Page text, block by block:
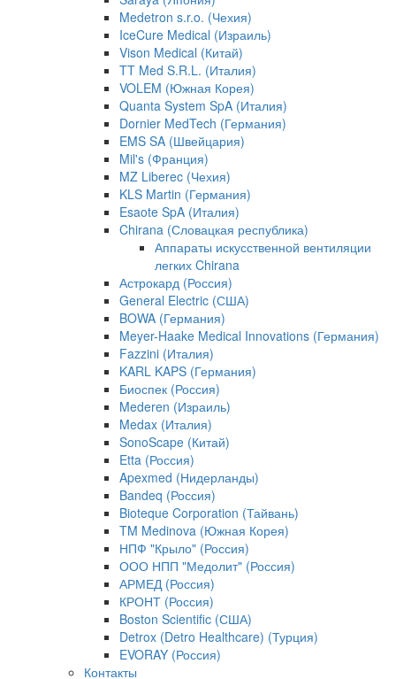
Medetron s.r.o. (Чехия)
IceCure Medical (Израиль)
Vison Medical (Китай)
TT Med S.R.L. (Италия)
VOLEM (Южная Корея)
Quanta System SpA (Италия)
Dornier MedTech (Германия)
EMS SA (Швейцария)
Mil's (Франция)
MZ Liberec (Чехия)
KLS Martin (Германия)
Esaote SpA (Италия)
Chirana (Словацкая республика)
Аппараты искусственной вентиляции
легких Chirana
Астрокард (Россия)
General Electric (США)
BOWA (Германия)
Meyer-Haake Medical Innovations (Германия)
Fazzini (Италия)
KARL KAPS (Германия)
Биоспек (Россия)
Mederen (Израиль)
Medax (Италия)
SonoScape (Китай)
Etta (Россия)
Apexmed (Нидерланды)
Bandeq (Россия)
Bioteque Corporation (Тайвань)
TM Medinova (Южная Корея)
НПФ "Крыло" (Россия)
ООО НПП "Медолит" (Россия)
АРМЕД (Россия)
КРОНТ (Россия)
Boston Scientific (США)
Detrox (Detro Healthcare) (Турция)
EVORAY (Россия)
Контакты